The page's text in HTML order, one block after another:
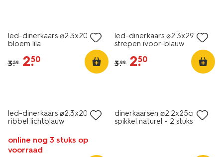
led-dinerkaars ⌀2.3x20cm
bloem lila
3.59 2.
50
led-dinerkaars ⌀2.3x29cm
strepen ivoor-blauw
3.99 2.
50
led-dinerkaars ⌀2.3x20cm
ribbel lichtblauw
online nog 3 stuks op
voorraad
dinerkaarsen ⌀2.2x25cm
spikkel naturel - 2 stuks